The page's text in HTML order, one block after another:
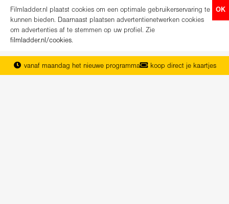
OK
Filmladder.nl plaatst cookies om een optimale gebruikerservaring te
kunnen bieden. Daarnaast plaatsen advertentienetwerken cookies
om advertenties af te stemmen op uw profiel. Zie
filmladder.nl/cookies.
vanaf maandag het nieuwe programma
koop direct je kaartjes
het complete overzicht van Nederland